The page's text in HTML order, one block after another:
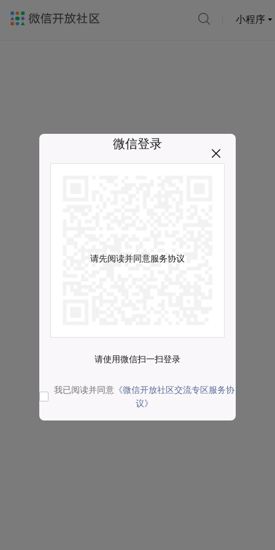
小程序
微信登录
请先阅读并同意服务协议
请使用微信扫一扫登录
我已阅读并同意 《微信开放社区交流专区服务协
议》